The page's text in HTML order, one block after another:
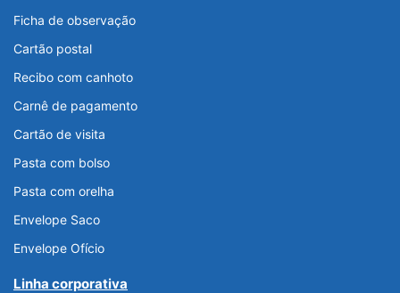
Ficha de observação
Cartão postal
Recibo com canhoto
Carnê de pagamento
Cartão de visita
Pasta com bolso
Pasta com orelha
Envelope Saco
Envelope Ofício
Linha corporativa